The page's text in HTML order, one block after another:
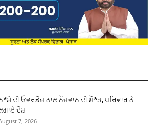
ਦੀ ਓਵਰਡੋਜ਼ ਨਾਲ ਨੌਜਵਾਨ ਦੀ ਮੌ*ਤ, ਪਰਿਵਾਰ ਨੇ
ਦੋਸ਼
7, 2026